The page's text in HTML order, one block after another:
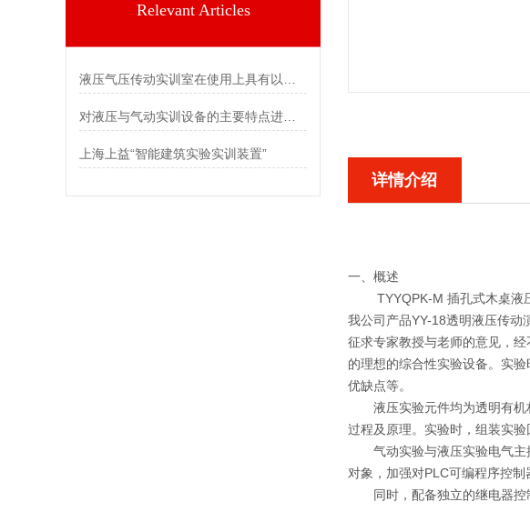
Relevant Articles
对液压与气动实训设备的主要特点进行详细解说
上海上益“智能建筑实验实训装置”
详情介绍
一、概述
TYYQPK-M 插孔式木桌液
我公司产品YY-18透明液压传动
征求专家教授与老师的意见，
的理想的综合性实验设备。实
优缺点等。
液压实验元件均为透明有机
过程及原理。实验时，组装实验
气动实验与液压实验电气主
对象，加强对PLC可编程序控制
同时，配备独立的继电器控制